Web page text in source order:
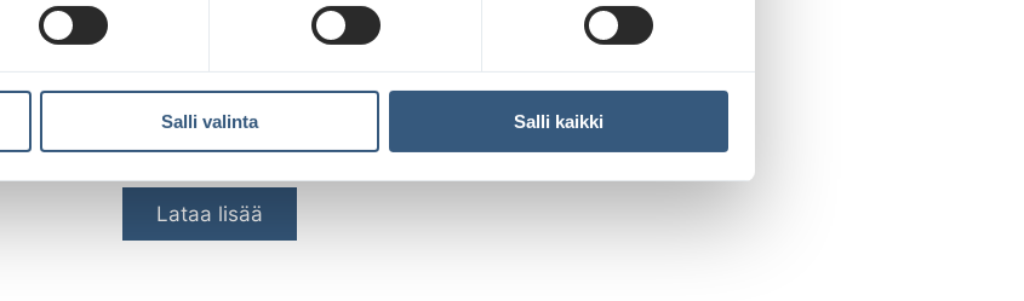
Salli valinta Salli kaikki
– Näin ulkomainonta rakentaa
lisää
Lataa lisää